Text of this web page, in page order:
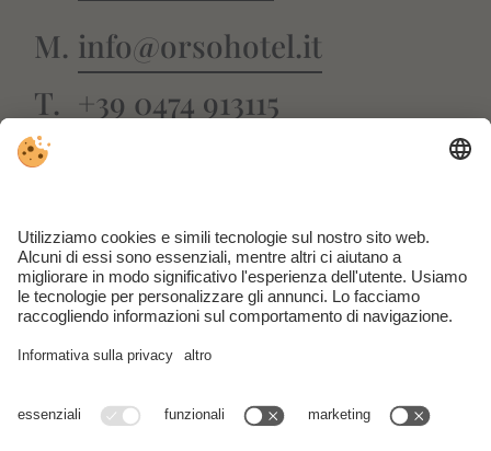
info@orsohotel.it
+39 0474 913115